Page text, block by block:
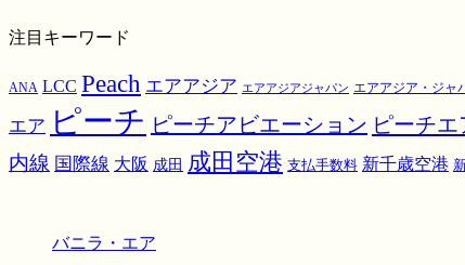
注目キーワード
ANA LCC Peach エアアジア エアアジアジャパン エアアジア・ジャ
エア ピーチ ピーチアビエーション ピーチエ
内線 国際線 大阪 成田 成田空港 支払手数料 新千歳空港
バニラ・エア